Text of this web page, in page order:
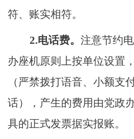
符、账实相符。
2.电话费。 注意节约
办座机原则上按单位设置
（ 严禁拨打语音、小额支
话），产生的费用由党政
具的正式发票据实报账。